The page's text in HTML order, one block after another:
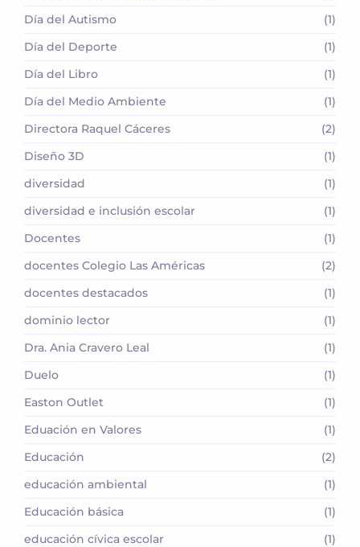
Día del Autismo
(1)
Día del Deporte
(1)
Día del Libro
(1)
Día del Medio Ambiente
(1)
Directora Raquel Cáceres
(2)
Diseño 3D
(1)
diversidad
(1)
diversidad e inclusión escolar
(1)
Docentes
(1)
docentes Colegio Las Américas
(2)
docentes destacados
(1)
dominio lector
(1)
Dra. Ania Cravero Leal
(1)
Duelo
(1)
Easton Outlet
(1)
Eduación en Valores
(1)
Educación
(2)
educación ambiental
(1)
Educación básica
(1)
educación cívica escolar
(1)